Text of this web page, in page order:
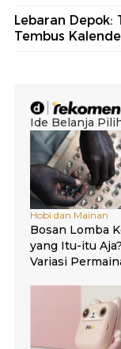
Lebaran Depok:
Tembus